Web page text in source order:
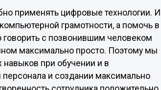
применять цифровые технологии. И
грамотности, а помочь в
с позвонившим человеком
максимально просто. Поэтому мы
при обучении и в
и создании максимально